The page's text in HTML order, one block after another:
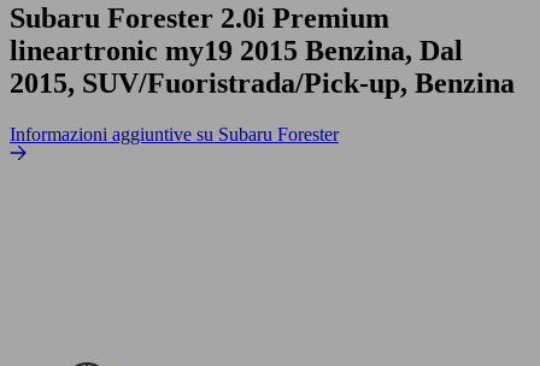
Subaru Forester 2.0i Premium
lineartronic my19 2015 Benzina, Dal
2015, SUV/Fuoristrada/Pick-up, Benzina
Informazioni aggiuntive su Subaru Forester